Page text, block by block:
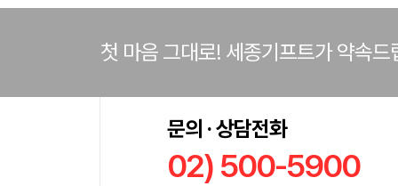
첫 마음 그대로! 세종기프트가 약속드
문의 · 상담전화
02) 500-5900